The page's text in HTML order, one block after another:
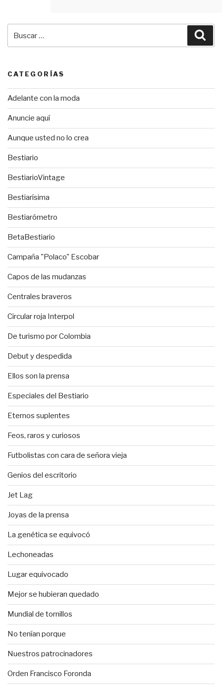
CATEGORÍAS
Adelante con la moda
Anuncie aquí
Aunque usted no lo crea
Bestiario
BestiarioVintage
Bestiarísima
Bestiarómetro
BetaBestiario
Campaña "Polaco" Escobar
Capos de las mudanzas
Centrales braveros
Circular roja Interpol
De turismo por Colombia
Debut y despedida
Ellos son la prensa
Especiales del Bestiario
Eternos suplentes
Feos, raros y curiosos
Futbolistas con cara de señora vieja
Genios del escritorio
Jet Lag
Joyas de la prensa
La genética se equivocó
Lechoneadas
Lugar equivocado
Mejor se hubieran quedado
Mundial de tornillos
No tenían porque
Nuestros patrocinadores
Orden Francisco Foronda